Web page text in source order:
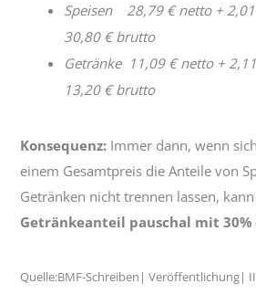
Speisen 28,79 € netto +
30,80 € brutto
Getränke 11,09 € netto +
13,20 € brutto
Konsequenz: Immer dann, wenn
einem Gesamtpreis die Anteile von
Getränken nicht trennen lassen,
Getränkeanteil pauschal mit 30%
Quelle:BMF-Schreiben| Veröffentlichung|